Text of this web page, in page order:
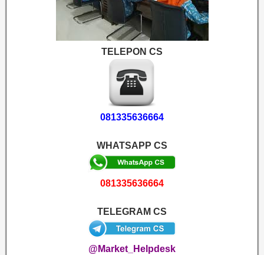
TELEPON CS
081335636664
WHATSAPP CS
081335636664
TELEGRAM CS
@Market_Helpdesk